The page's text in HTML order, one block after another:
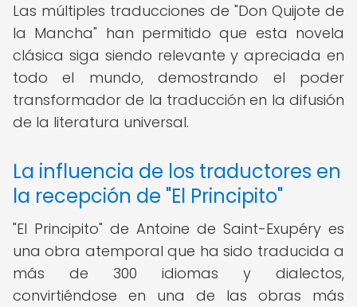
Las múltiples traducciones de "Don Quijote de
la Mancha" han permitido que esta novela
clásica siga siendo relevante y apreciada en
todo el mundo, demostrando el poder
transformador de la traducción en la difusión
de la literatura universal.
La influencia de los traductores en
la recepción de "El Principito"
"El Principito" de Antoine de Saint-Exupéry es
una obra atemporal que ha sido traducida a
más de 300 idiomas y dialectos,
convirtiéndose en una de las obras más